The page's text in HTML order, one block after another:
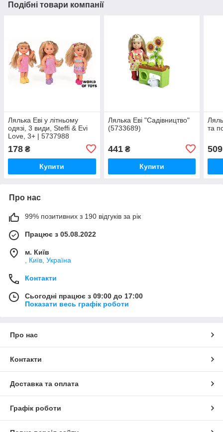
Подібні товари компанії
Лялька Еві у літньому
одязі, 3 види, Steffi & Evi
Love, 3+ | 5737988
178 ₴
Купити
Лялька Eвi "Садiвництво"
(5733689)
441₴
Купити
та
509
Про нас
99% позитивних з 190 відгуків за рік
Працює з 05.08.2022
м. Київ
, Київ, Україна
Контакти
Сьогодні працює з 09:00 до 17:00
Показати весь графік роботи
Про нас
Контакти
Доставка та оплата
Графік роботи